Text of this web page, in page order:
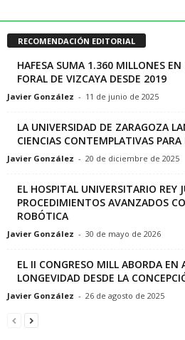
RECOMENDACIÓN EDITORIAL
HAFESA SUMA 1.360 MILLONES
FORAL DE VIZCAYA DESDE 2019
Javier González - 11 de junio de 2025
LA UNIVERSIDAD DE ZARAGOZA
CIENCIAS CONTEMPLATIVAS
Javier González - 20 de diciembre de 2025
EL HOSPITAL UNIVERSITARIO REY
PROCEDIMIENTOS AVANZADOS
ROBÓTICA
Javier González - 30 de mayo de 2026
EL II CONGRESO MILL ABORDA EN
LONGEVIDAD DESDE LA
Javier González - 26 de agosto de 2025